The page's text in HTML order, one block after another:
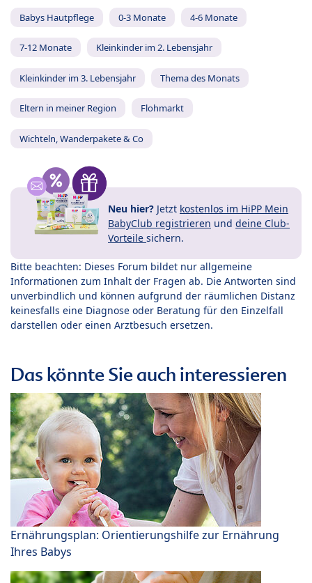
Babys Hautpflege 0-3 Monate 4-6 Monate
7-12 Monate Kleinkinder im 2. Lebensjahr
Kleinkinder im 3. Lebensjahr Thema des Monats
Eltern in meiner Region Flohmarkt
Wichteln, Wanderpakete & Co
Neu hier? Jetzt kostenlos im HiPP Mein
BabyClub registrieren und deine Club-
Vorteile sichern.
Bitte beachten: Dieses Forum bildet nur allgemeine
Informationen zum Inhalt der Fragen ab. Die Antworten sind
unverbindlich und können aufgrund der räumlichen Distanz
keinesfalls eine Diagnose oder Beratung für den Einzelfall
darstellen oder einen Arztbesuch ersetzen.
Das könnte Sie auch interessieren
Ernährungsplan: Orientierungshilfe zur Ernährung
Ihres Babys